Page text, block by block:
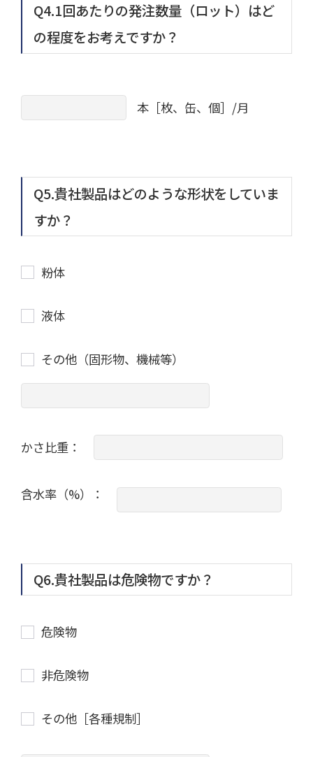
Q4.1回あたりの発注数量（ロット）はど
の程度をお考えですか？
本［枚、缶、個］/月
Q5.貴社製品はどのような形状をしていま
すか？
粉体
液体
その他（固形物、機械等）
かさ比重：
含水率（%）：
Q6.貴社製品は危険物ですか？
危険物
非危険物
その他［各種規制］